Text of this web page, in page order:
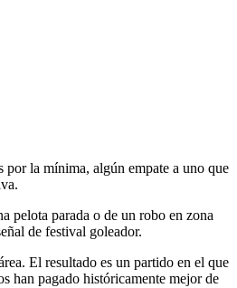
por la mínima, algún empate a uno que
pelota parada o de un robo en zona
de festival goleador.
El resultado es un partido en el que
han pagado históricamente mejor de